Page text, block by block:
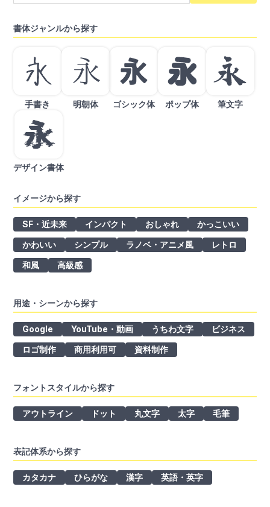
書体ジャンルから探す
手書き 明朝体 ゴシック体 ポップ体 筆文字
デザイン書体
イメージから探す
SF・近未来 インパクト おしゃれ
かっこいい
かわいい
シンプル ラノベ・アニメ風
レトロ
和風
高級感
用途・シーンから探す
Google YouTube・動画 うちわ文字
ビジネス
ロゴ制作
商用利用可 資料制作
フォントスタイルから探す
アウトライン ドット 丸文字 太字 毛筆
表記体系から探す
カタカナ ひらがな 漢字 英語・英字